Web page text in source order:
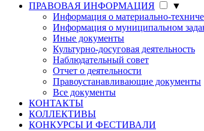
ПРАВОВАЯ ИНФОРМАЦИЯ
▼
Информация о материально-
Информация о муниципальном
Иные документы
Культурно-досуговая деятельность
Наблюдательный совет
Отчет о деятельности
Правоустанавливающие документы
Все документы
КОНТАКТЫ
КОЛЛЕКТИВЫ
КОНКУРСЫ И ФЕСТИВАЛИ